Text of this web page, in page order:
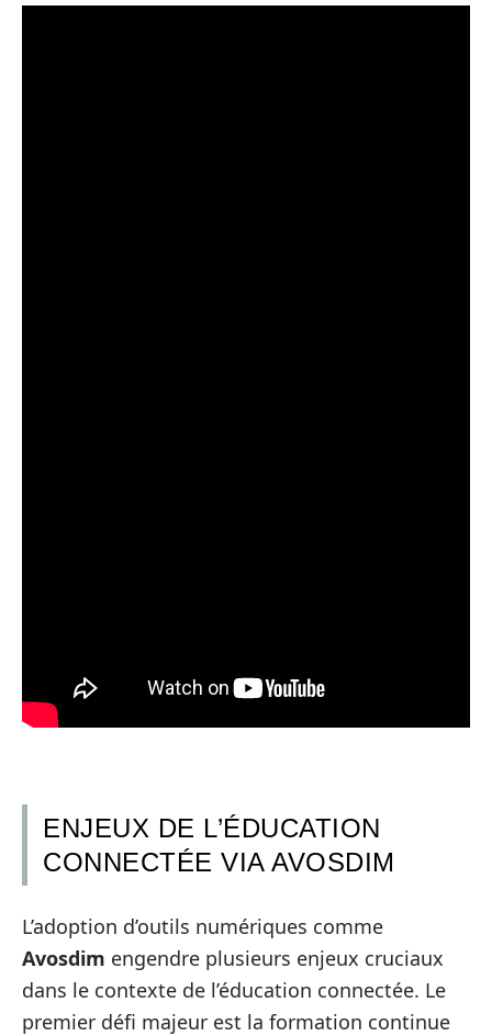
ENJEUX DE L’ÉDUCATION
CONNECTÉE VIA AVOSDIM
L’adoption d’outils numériques comme
Avosdim engendre plusieurs enjeux cruciaux
dans le contexte de l’éducation connectée. Le
premier défi majeur est la formation continue